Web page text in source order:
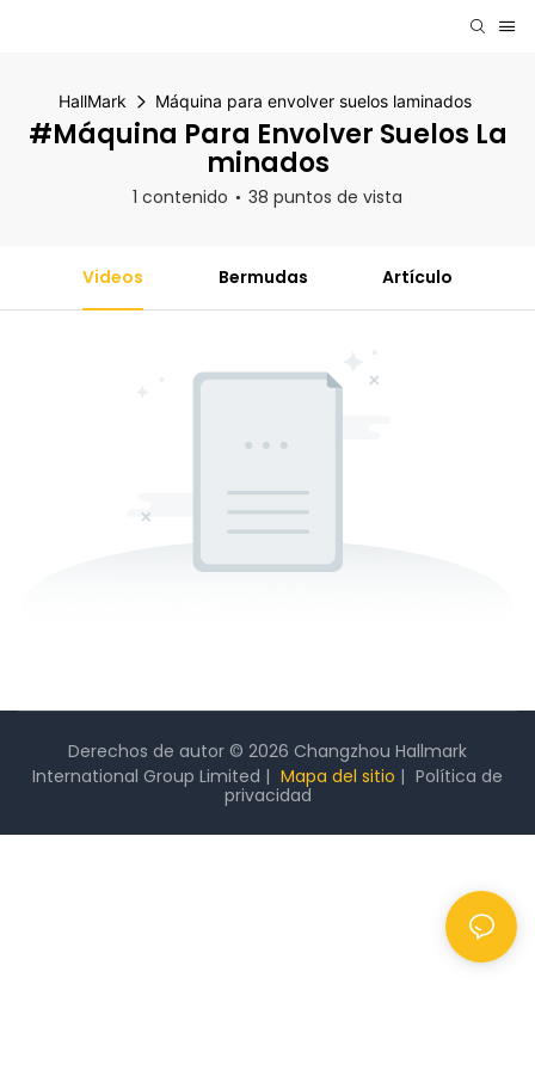
HallMark Máquina para envolver suelos laminados
#Máquina Para Envolver Suelos La
Minados
1 contenido 38 puntos de vista
Videos Bermudas Artículo
Derechos de autor © 2026 Changzhou Hallmark
International Group Limited | Mapa del sitio | Política de
privacidad